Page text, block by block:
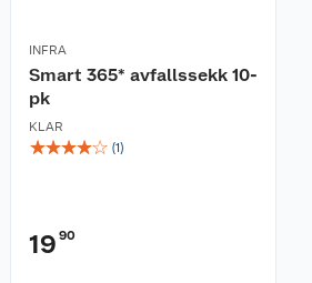
INFRA
Smart 365* avfallssekk 10-
pk
KLAR
☆☆☆☆☆ (1)
19 90